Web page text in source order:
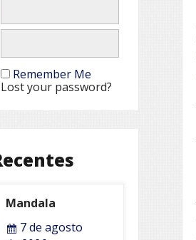
Remember Me
Lost your password?
Mandala
7 de agosto